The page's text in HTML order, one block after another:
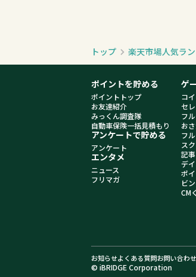
トップ 楽天市場人気ラ
ポイントを貯める
ポイントトップ
お友達紹介
みっくん調査隊
自動車保険一括見積もり
アンケートで貯める
アンケート
エンタメ
ニュース
フリマガ
ゲ
コ
セ
フ
お
フ
ス
記
デ
ポ
ビ
CM
お知らせよくある質問お問い合わせ
© iBRIDGE Corporation